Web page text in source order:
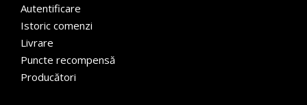
Autentificare
Istoric comenzi
Livrare
Puncte recompensă
Producători